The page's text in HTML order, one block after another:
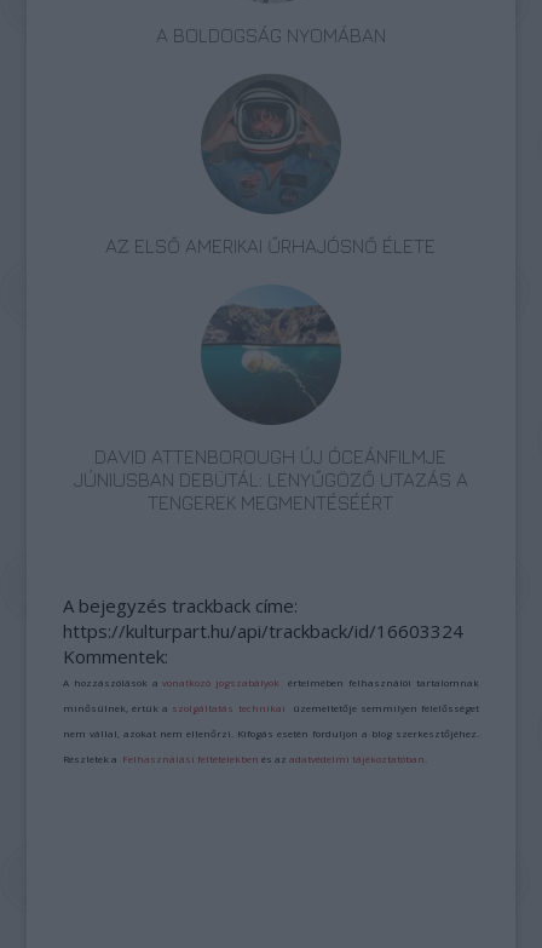
A BOLDOGSÁG NYOMÁBAN
AZ ELSŐ AMERIKAI ŰRHAJÓSNŐ ÉLETE
DAVID ATTENBOROUGH ÚJ ÓCEÁNFILMJE
JÚNIUSBAN DEBÜTÁL: LENYŰGÖZŐ UTAZÁS A
TENGEREK MEGMENTÉSÉÉRT
A bejegyzés trackback címe:
https://kulturpart.hu/api/trackback/id/16603324
Kommentek:
A hozzászólások avonatkozó jogszabályok értelmében felhasználói tartalomnak
minősülnek, értük a szolgáltatás technikai üzemeltetője semmilyen felelősséget
nem vállal, azokat nem ellenőrzi. Kifogás esetén forduljon a blog szerkesztőjéhez.
Részletek a Felhasználási feltételekben és azadatvédelmi tájékoztatóban